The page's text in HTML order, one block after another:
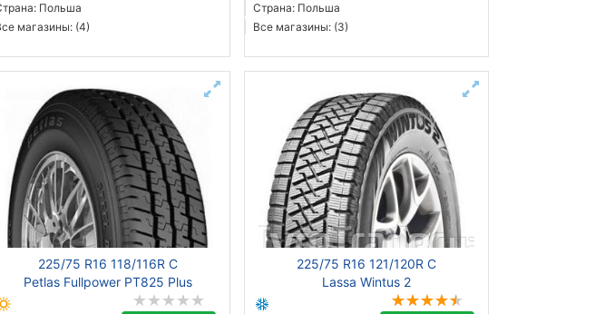
Польша
магазины: (4)
Страна: Польша
Все магазины: (3)
225/75 R16 118/116R C
Petlas Fullpower PT825 Plus
225/75 R16 121/120R C
Lassa Wintus 2